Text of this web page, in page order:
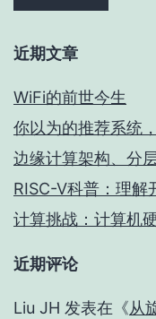
近期文章
WiFi的前世今生
你以为的推荐系统
边缘计算架构、分
RISC-V科普：理解
计算挑战：计算机
近期评论
Liu JH 发表在《从